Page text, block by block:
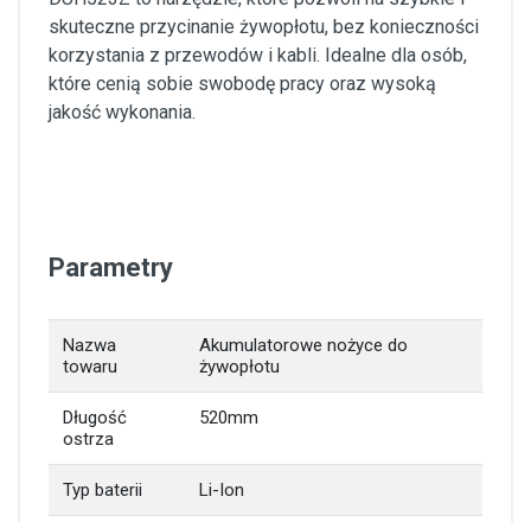
skuteczne przycinanie żywopłotu, bez konieczności
korzystania z przewodów i kabli. Idealne dla osób,
które cenią sobie swobodę pracy oraz wysoką
jakość wykonania.
Parametry
Nazwa
towaru
Akumulatorowe nożyce do
żywopłotu
Długość
ostrza
520mm
Typ baterii Li-Ion